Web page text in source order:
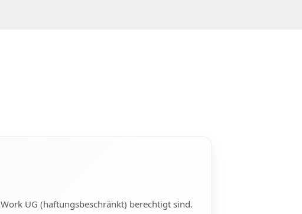
UG (haftungsbeschränkt) berechtigt sind.